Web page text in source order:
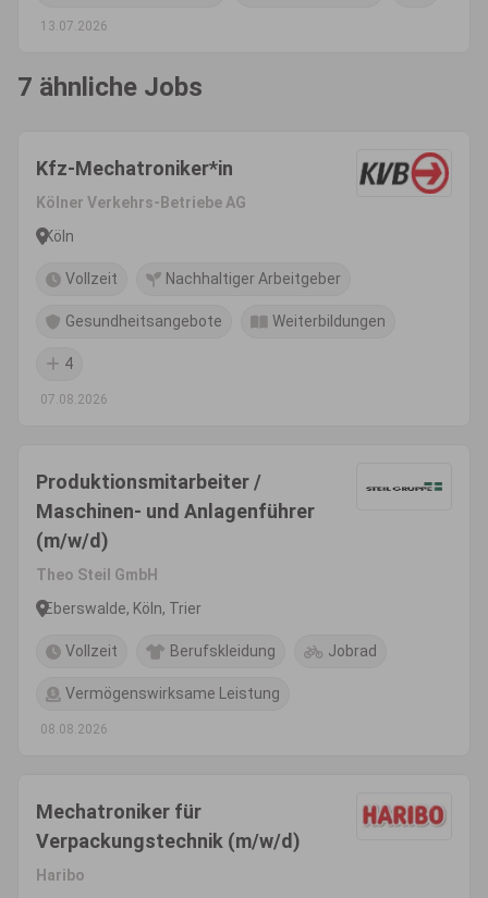
13.07.2026
7 ähnliche Jobs
Kfz-Mechatroniker*in
Kölner Verkehrs-Betriebe AG
Köln
Vollzeit Nachhaltiger Arbeitgeber
Gesundheitsangebote Weiterbildungen
4
07.08.2026
Produktionsmitarbeiter /
Maschinen- und Anlagenführer
(m/w/d)
Theo Steil GmbH
Eberswalde, Köln, Trier
Vollzeit Berufskleidung Jobrad
Vermögenswirksame Leistung
08.08.2026
Mechatroniker für
Verpackungstechnik (m/w/d)
Haribo